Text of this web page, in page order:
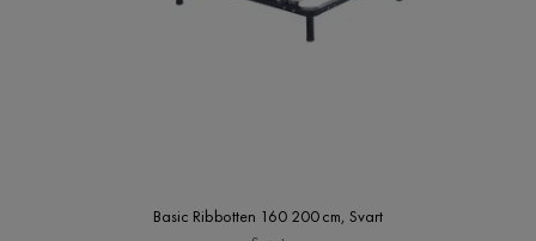
Basic Ribbotten 160 200 cm, Svart